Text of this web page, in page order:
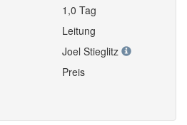
1,0 Tag
Leitung
Joel Stieglitz
Preis